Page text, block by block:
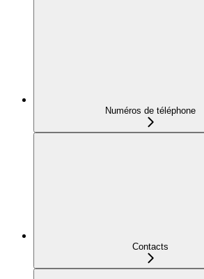
Numéros de téléphone
Contacts